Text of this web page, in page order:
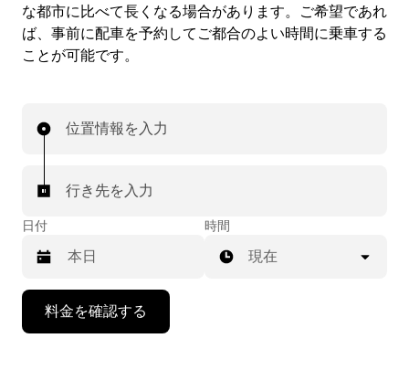
な都市に比べて長くなる場合があります。ご希望であれ
ば、事前に配車を予約してご都合のよい時間に乗車する
ことが可能です。
位置情報を入力
行き先を入力
日付 時間
現在
料金を確認する